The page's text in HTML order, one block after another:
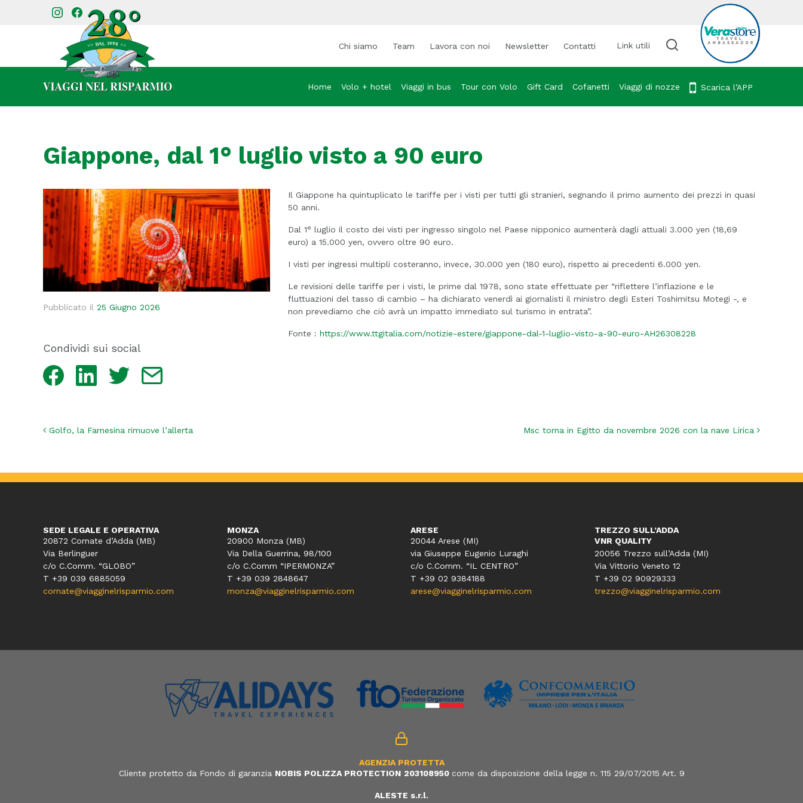
Chi siamo Team Lavora con noi Newsletter Contatti Link utili Cerca viaggio
Home Volo + hotel Viaggi in bus Tour con Volo Gift Card Cofanetti Viaggi di nozze Scarica l’APP
Giappone, dal 1° luglio visto a 90 euro
Pubblicato il 25 Giugno 2026
Condividi sui social
Facebook LinkedIn Twitter
Il Giappone ha quintuplicato le tariffe per i visti per tutti gli stranieri, segnando il primo aumento dei prezzi in quasi
50 anni.
Dal 1° luglio il costo dei visti per ingresso singolo nel Paese nipponico aumenterà dagli attuali 3.000 yen (18,69
euro) a 15.000 yen, ovvero oltre 90 euro.
I visti per ingressi multipli costeranno, invece, 30.000 yen (180 euro), rispetto ai precedenti 6.000 yen.
Le revisioni delle tariffe per i visti, le prime dal 1978, sono state effettuate per “riflettere l’inflazione e le
fluttuazioni del tasso di cambio – ha dichiarato venerdì ai giornalisti il ministro degli Esteri Toshimitsu Motegi -, e
non prevediamo che ciò avrà un impatto immediato sul turismo in entrata”.
Fonte : https://www.ttgitalia.com/notizie-estere/giappone-dal-1-luglio-visto-a-90-euro-AH26308228
Navigazione articoli
Golfo, la Farnesina rimuove l’allerta Msc torna in Egitto da novembre 2026 con la nave Lirica
SEDE LEGALE E OPERATIVA
20872 Cornate d’Adda (MB)
Via Berlinguer
c/o C.Comm. “GLOBO”
T +39 039 6885059
cornate@viagginelrisparmio.com
MONZA
20900 Monza (MB)
Via Della Guerrina, 98/100
c/o C.Comm “IPERMONZA”
T +39 039 2848647
monza@viagginelrisparmio.com
ARESE
20044 Arese (MI)
via Giuseppe Eugenio Luraghi
c/o C.Comm. “IL CENTRO”
T +39 02 9384188
arese@viagginelrisparmio.com
TREZZO SULL’ADDA
VNR QUALITY
20056 Trezzo sull’Adda (MI)
Via Vittorio Veneto 12
T +39 02 90929333
trezzo@viagginelrisparmio.com
AGENZIA PROTETTA
Cliente protetto da Fondo di garanzia NOBIS POLIZZA PROTECTION 203108950 come da disposizione della legge n. 115 29/07/2015 Art. 9
ALESTE s.r.l.